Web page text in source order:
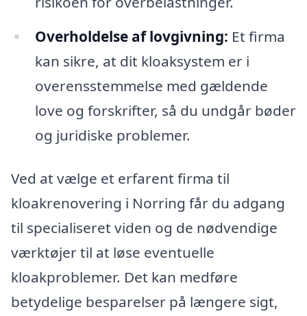
Overholdelse af lovgivning: Et firma
kan sikre, at dit kloaksystem er i
overensstemmelse med gældende
love og forskrifter, så du undgår bøder
og juridiske problemer.
Ved at vælge et erfarent firma til
kloakrenovering i Norring får du adgang
til specialiseret viden og de nødvendige
værktøjer til at løse eventuelle
kloakproblemer. Det kan medføre
betydelige besparelser på længere sigt,